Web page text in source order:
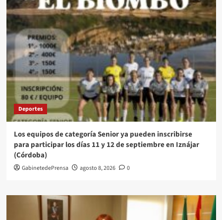
Deportes
Los equipos de categoría Senior ya pueden inscribirse
para participar los días 11 y 12 de septiembre en Iznájar
(Córdoba)
GabinetedePrensa agosto 8, 2026 0